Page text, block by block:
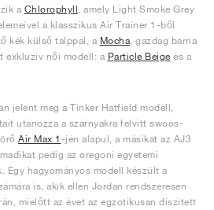
a Chlorophyll , amely Light Smoke Grey
a klasszikus Air Trainer 1-ből
kék külső talppal, a Mocha , gazdag barna
exkluzív női modell: a Particle Beige és a
jelent meg a Tinker Hatfield modell,
utánozza a szárnyakra felvitt swoos-
Air Max 1 -jén alapul, a másikat az AJ3
pedig az oregoni egyetemi
Egy hagyományos modell készült a
is, akik ellen Jordan rendszeresen
mielőtt az évet az egzotikusan díszített